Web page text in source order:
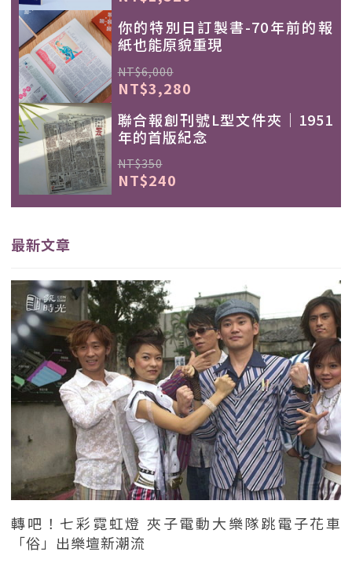
你的特別日訂製書-70年前的報
紙也能原貌重現
NT$6,000
NT$3,280
聯合報創刊號L型文件夾｜1951
年的首版紀念
NT$350
NT$240
最新文章
轉吧！七彩霓虹燈 夾子電動大樂隊跳電子花車
「俗」出樂壇新潮流